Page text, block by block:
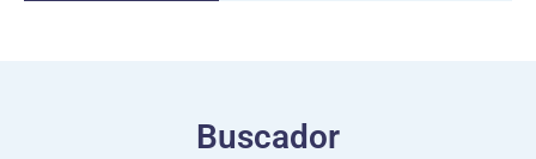
Buscador